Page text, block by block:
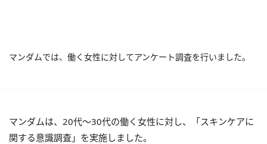
マンダムでは、働く女性に対してアンケート調査を行いました。
マンダムは、20代～30代の働く女性に対し、「スキンケアに
関する意識調査」を実施しました。